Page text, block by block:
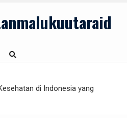
di Indonesia yang